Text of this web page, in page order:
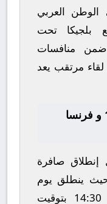
العربي
بلجيكا تحت
ضمن منافسات
مرتقب يعد
موعد مباراة بلجيكا تحت 17 و فرنسا
إنطلاق صافرة
حيث ينطلق يوم
14:30 بتوقيت